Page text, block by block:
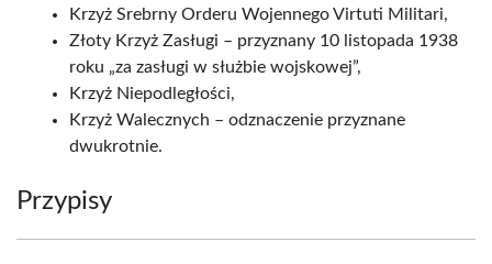
Krzyż Srebrny Orderu Wojennego Virtuti Militari,
Złoty Krzyż Zasługi – przyznany 10 listopada 1938
roku „za zasługi w służbie wojskowej”,
Krzyż Niepodległości,
Krzyż Walecznych – odznaczenie przyznane
dwukrotnie.
Przypisy